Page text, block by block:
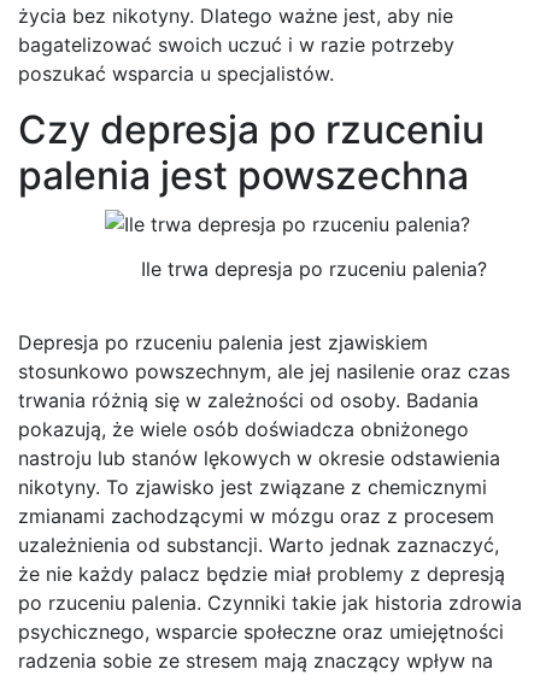
życia bez nikotyny. Dlatego ważne jest, aby nie
bagatelizować swoich uczuć i w razie potrzeby
poszukać wsparcia u specjalistów.
Czy depresja po rzuceniu
palenia jest powszechna
Ile trwa depresja po rzuceniu palenia?
Depresja po rzuceniu palenia jest zjawiskiem
stosunkowo powszechnym, ale jej nasilenie oraz czas
trwania różnią się w zależności od osoby. Badania
pokazują, że wiele osób doświadcza obniżonego
nastroju lub stanów lękowych w okresie odstawienia
nikotyny. To zjawisko jest związane z chemicznymi
zmianami zachodzącymi w mózgu oraz z procesem
uzależnienia od substancji. Warto jednak zaznaczyć,
że nie każdy palacz będzie miał problemy z depresją
po rzuceniu palenia. Czynniki takie jak historia zdrowia
psychicznego, wsparcie społeczne oraz umiejętności
radzenia sobie ze stresem mają znaczący wpływ na